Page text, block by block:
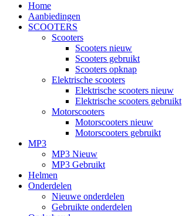
Home
Aanbiedingen
SCOOTERS
Scooters
Scooters nieuw
Scooters gebruikt
Scooters opknap
Elektrische scooters
Elektrische scooters nieuw
Elektrische scooters gebruikt
Motorscooters
Motorscooters nieuw
Motorscooters gebruikt
MP3
MP3 Nieuw
MP3 Gebruikt
Helmen
Onderdelen
Nieuwe onderdelen
Gebruikte onderdelen